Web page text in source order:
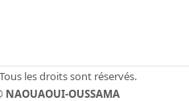
les droits sont réservés.
NAOUAOUI-OUSSAMA